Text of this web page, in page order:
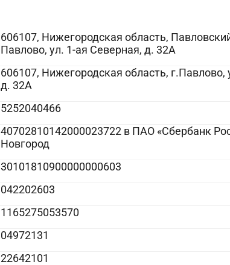
606107, Нижегородская область,
Павлово, ул. 1-ая Северная, д. 32А
606107, Нижегородская область, г.Павлово,
д. 32А
5252040466
40702810142000023722 в ПАО «Сбербанк
Новгород
30101810900000000603
042202603
1165275053570
04972131
22642101